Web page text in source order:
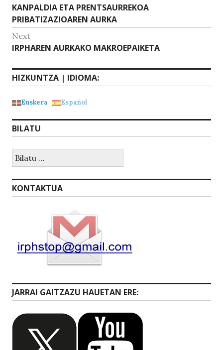
p
p
o
o
zehar
nabigatu
Previous
post:
KANPALDIA ETA PRENTSAURREKOA
PRIBATIZAZIOAREN AURKA
Next
Next
post:
IRPHAREN AURKAKO MAKROEPAIKETA
HIZKUNTZA | IDIOMA:
Euskera Español
BILATU
KONTAKTUA
JARRAI GAITZAZU HAUETAN ERE: